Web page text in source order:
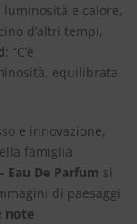
e calore,
d’altri tempi,
: “C’è
equilibrata
e innovazione,
famiglia
Eau De Parfum si
di paesaggi
note